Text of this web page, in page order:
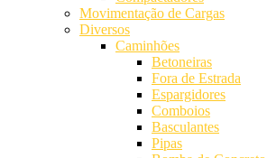
Movimentação de Cargas
Diversos
Caminhões
Betoneiras
Fora de Estrada
Espargidores
Comboios
Basculantes
Pipas